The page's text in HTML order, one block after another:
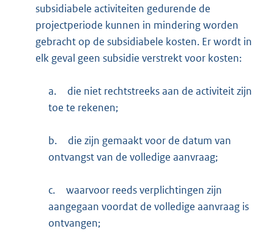
subsidiabele activiteiten gedurende de
projectperiode kunnen in mindering worden
gebracht op de subsidiabele kosten. Er wordt in
elk geval geen subsidie verstrekt voor kosten:
a.
die niet rechtstreeks aan de activiteit zijn
toe te rekenen;
b.
die zijn gemaakt voor de datum van
ontvangst van de volledige aanvraag;
c.
waarvoor reeds verplichtingen zijn
aangegaan voordat de volledige aanvraag is
ontvangen;